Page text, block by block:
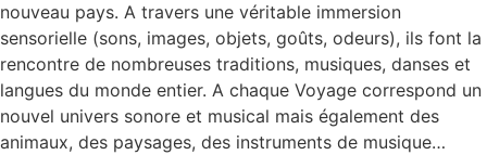
nouveau pays. A travers une véritable immersion
sensorielle (sons, images, objets, goûts, odeurs), ils font la
rencontre de nombreuses traditions, musiques, danses et
langues du monde entier. A chaque Voyage correspond un
nouvel univers sonore et musical mais également des
animaux, des paysages, des instruments de musique…